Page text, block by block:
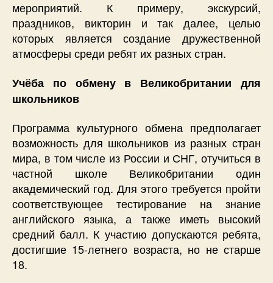
мероприятий. К примеру, экскурсий,
праздников, викторин и так далее, целью
которых является создание дружественной
атмосферы среди ребят их разных стран.
Учёба по обмену в Великобритании для
школьников
Программа культурного обмена предполагает
возможность для школьников из разных стран
мира, в том числе из России и СНГ, отучиться в
частной школе Великобритании один
академический год. Для этого требуется пройти
соответствующее тестирование на знание
английского языка, а также иметь высокий
средний балл. К участию допускаются ребята,
достигшие 15-летнего возраста, но не старше
18.